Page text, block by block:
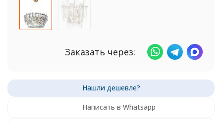
Заказать через:
Написать в Whatsapp